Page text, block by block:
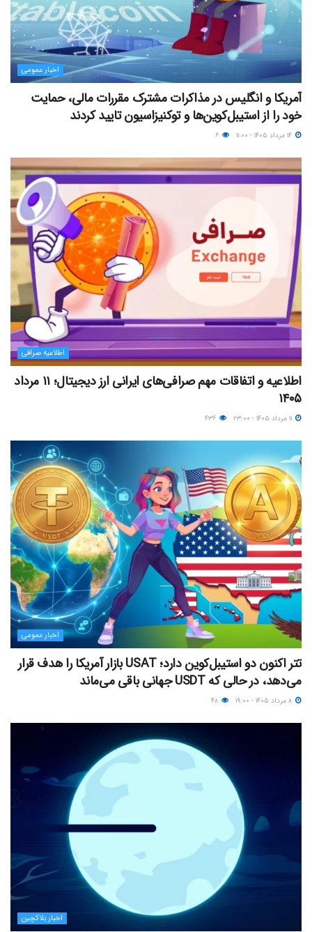
اخبار عمومی
آمریکا و انگلیس در مذاکرات مشترک مقررات مالی، حمایت
خود را از استیبل‌کوین‌ها و توکنیزاسیون تایید کردند
اطلاعیه صرافی
اطلاعیه و اتفاقات مهم صرافی‌های ایرانی ارز دیجیتال؛ ۱۱ مرداد
۱۴۰۵
اخبار عمومی
تتر اکنون دو استیبل‌کوین دارد؛ USAT بازار آمریکا را هدف قرار
می‌دهد، در حالی که USDT جهانی باقی می‌ماند
اخبار بلاکچین